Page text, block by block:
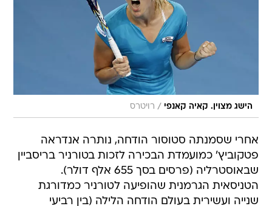
הישג מצוין. קאיה קאנפי / רויטרס
אחרי שסמנתה סטוסור הודחה, נותרה אנדראה
פטקוביץ' כמועמדת הבכירה לזכות בטורניר בריסביין
שבאוסטרליה (פרסים בסך 655 אלף דולר).
הטניסאית הגרמנית שהופיעה לטורניר כמדורגת
שנייה ועשירית בעולם הודחה הלילה (בין רביעי